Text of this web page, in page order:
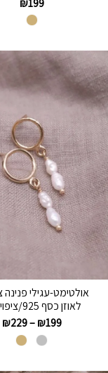
אולטימט-עגילי פנינה
לאוזן כסף 925/ציפוי זהב
₪199
–
₪229